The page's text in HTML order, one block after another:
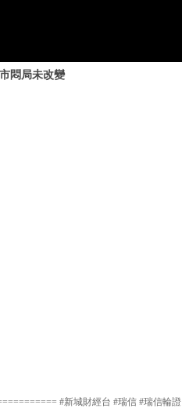
悶局未改變
#新城財經台 #瑞信 #瑞信輪證